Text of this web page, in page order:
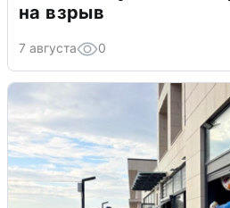
на взрыв
7 августа 0